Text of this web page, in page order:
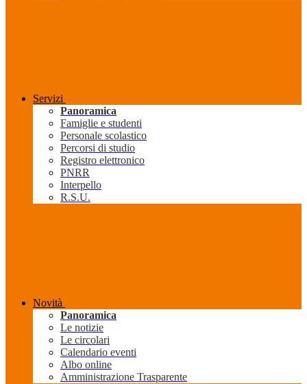
Servizi
Panoramica
Famiglie e studenti
Personale scolastico
Percorsi di studio
Registro elettronico
PNRR
Interpello
R.S.U.
Novità
Panoramica
Le notizie
Le circolari
Calendario eventi
Albo online
Amministrazione Trasparente